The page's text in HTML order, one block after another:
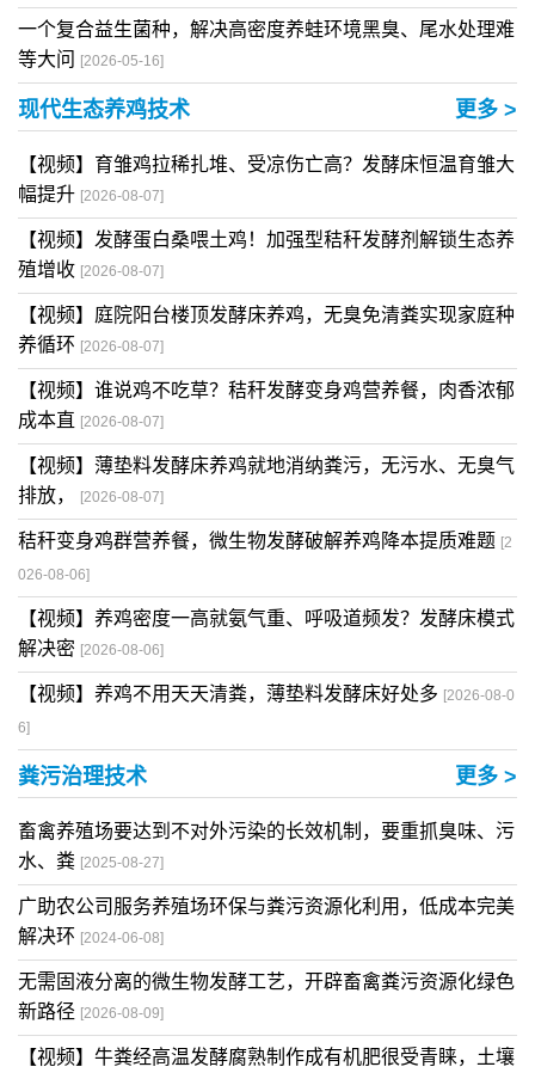
一个复合益生菌种，解决高密度养蛙环境黑臭、尾水处理难
等大问
[2026-05-16]
现代生态养鸡技术 更多 >
【视频】育雏鸡拉稀扎堆、受凉伤亡高？发酵床恒温育雏大
幅提升 [2026-08-07]
【视频】发酵蛋白桑喂土鸡！加强型秸秆发酵剂解锁生态养
殖增收 [2026-08-07]
【视频】庭院阳台楼顶发酵床养鸡，无臭免清粪实现家庭种
养循环 [2026-08-07]
【视频】谁说鸡不吃草？秸秆发酵变身鸡营养餐，肉香浓郁
成本直 [2026-08-07]
【视频】薄垫料发酵床养鸡就地消纳粪污，无污水、无臭气
排放，
[2026-08-07]
秸秆变身鸡群营养餐，微生物发酵破解养鸡降本提质难题 [2
026-08-06]
【视频】养鸡密度一高就氨气重、呼吸道频发？发酵床模式
解决密 [2026-08-06]
【视频】养鸡不用天天清粪，薄垫料发酵床好处多 [2026-08-0
6]
粪污治理技术 更多 >
畜禽养殖场要达到不对外污染的长效机制，要重抓臭味、污
水、粪 [2025-08-27]
广助农公司服务养殖场环保与粪污资源化利用，低成本完美
解决环 [2024-06-08]
无需固液分离的微生物发酵工艺，开辟畜禽粪污资源化绿色
新路径 [2026-08-09]
【视频】牛粪经高温发酵腐熟制作成有机肥很受青睐，土壤